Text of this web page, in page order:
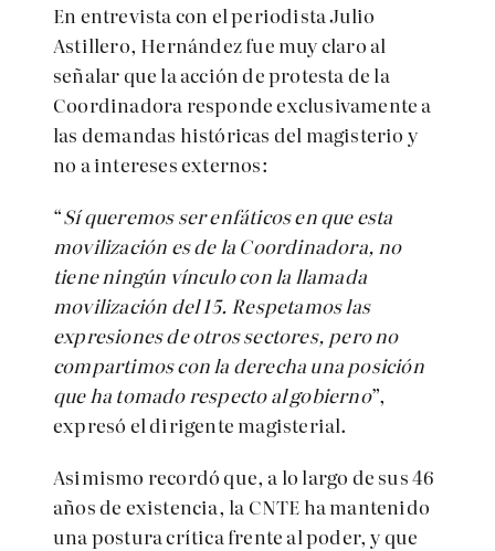
En entrevista con el periodista Julio
Astillero, Hernández fue muy claro al
señalar que la acción de protesta de la
Coordinadora responde exclusivamente a
las demandas históricas del magisterio y
no a intereses externos:
“Sí queremos ser enfáticos en que esta
movilización es de la Coordinadora, no
tiene ningún vínculo con la llamada
movilización del 15. Respetamos las
expresiones de otros sectores, pero no
compartimos con la derecha una posición
que ha tomado respecto al gobierno”,
expresó el dirigente magisterial.
Asimismo recordó que, a lo largo de sus 46
años de existencia, la CNTE ha mantenido
una postura crítica frente al poder, y que